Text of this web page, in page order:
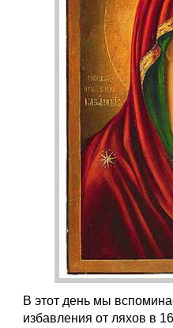
В этот день мы
избавления от ляхов в